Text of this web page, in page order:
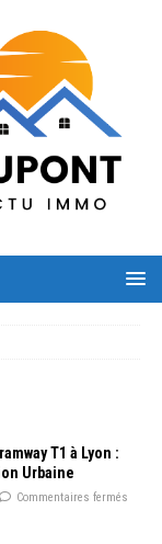
T1 à Lyon :
Urbaine
Commentaires fermés